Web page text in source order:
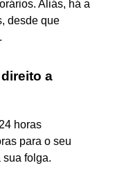
Aliás, há a
desde que
a
horas
para o seu
sua folga.